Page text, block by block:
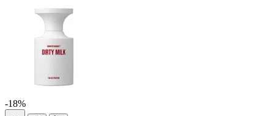
-18%